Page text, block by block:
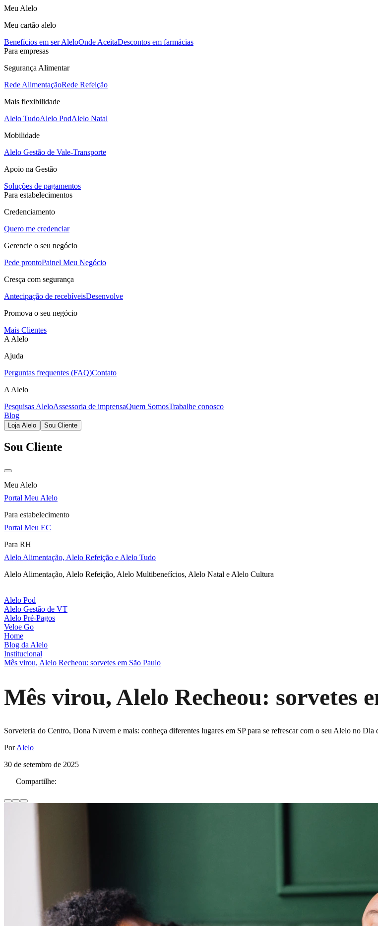
Meu Alelo
Meu cartão alelo
Benefícios em ser AleloOnde AceitaDescontos em farmácias
Para empresas
Segurança Alimentar
Rede AlimentaçãoRede Refeição
Mais flexibilidade
Alelo TudoAlelo PodAlelo Natal
Mobilidade
Alelo Gestão de Vale-Transporte
Apoio na Gestão
Soluções de pagamentos
Para estabelecimentos
Credenciamento
Quero me credenciar
Gerencie o seu negócio
Pede prontoPainel Meu Negócio
Cresça com segurança
Antecipação de recebíveisDesenvolve
Promova o seu negócio
Mais Clientes
A Alelo
Ajuda
Perguntas frequentes (FAQ)Contato
A Alelo
Pesquisas AleloAssessoria de imprensaQuem SomosTrabalhe conosco
Blog
Loja Alelo Sou Cliente
Sou Cliente
Meu Alelo
Portal Meu Alelo
Para estabelecimento
Portal Meu EC
Para RH
Alelo Alimentação, Alelo Refeição e Alelo Tudo
Alelo Alimentação, Alelo Refeição, Alelo Multibenefícios, Alelo Natal e Alelo Cultura
Alelo Pod
Alelo Gestão de VT
Alelo Pré-Pagos
Veloe Go
Home
Blog da Alelo
Institucional
Mês virou, Alelo Recheou: sorvetes em São Paulo
Mês virou, Alelo Recheou: sorvetes
Sorveteria do Centro, Dona Nuvem e mais: conheça diferentes lugares em SP para se refrescar com o seu Alelo no Dia
PorAlelo
30 de setembro de 2025
Compartilhe: